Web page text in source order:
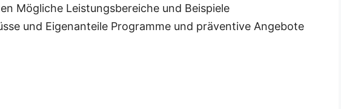
Mögliche Leistungsbereiche und Beispiele
und Eigenanteile Programme und präventive Angebote